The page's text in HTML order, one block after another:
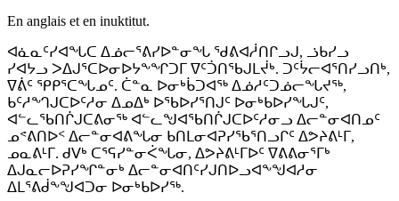
En anglais et en inuktitut.
ᐊᓈᓇᑦᓯᐊᖓᑕ ᐃᓅᓕᕐᕕᓯᐅᓐᓂᖓ ᖁᕕᐊᓲᑎᒋᓗᒍ, ᓘᑲᓯᓗ
ᓯᐊᔭᓗ ᐳᐃᒍᕐᑕᐅᓂᐅᔭᖕᖏᑐᒥ ᐁᑦᑑᑎᖃᒍᒪᔫᒃ. ᑐᑦᔮᓕᐊᕐᑎᓯᓗᑎᒃ,
ᐁᕖᑦ ᕿᑭᕐᑕᖓᓄᑦ. ᑖᓐᓇ ᐅᓂᒃᑳᑐᐊᖅ ᐃᓅᓱᑦᑐᓅᓕᖓᔪᖅ,
ᑲᑦᓱᙰᒍᑕᐅᑦᓱᓂ ᐃᓄᐃᒃ ᐅᖃᐅᓯᕐᑎᒍᑦ ᐅᓂᒃᑲᐅᓯᖓᒍᑦ,
ᐊᓪᓚᖃᑎᒌᒍᑕᕕᓂᖅ ᐊᓪᓚᖑᐊᖃᑎᒌᒍᑕᐅᑦᓱᓂᓗ ᐃᓕᓐᓂᐊᑎᓄᑦ
ᓄᕝᕕᑎᐅᑉ ᐃᓕᓐᓂᐊᕕᖓᓂ ᑲᑎᒪᓂᐊᕈᓯᖃᕐᑎᓗᒋᑦ ᐃᕗᔨᕕᒻᒥ,
ᓄᓇᕕᒻᒥ. ᑯᐯᒃ ᑕᕐᕋᓯᓐᓂᐹᖓᓂ, ᐃᕗᔨᕕᒻᒥᐅᑦ ᐁᕕᕕᓂᕐᒥᒃ
ᐃᒍᓇᓕᐅᕈᓯᖏᓐᓂᒃ ᐃᓕᓐᓂᐊᑎᑦᓯᒍᑎᐅᓗᐊᖕᖑᐊᓱᓂ
ᐃᒪᕐᕕᑰᖕᖑᐊᑐᓂ ᐅᓂᒃᑲᐅᓯᖅ.